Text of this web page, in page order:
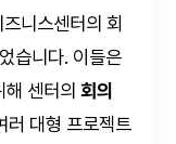
니스센터의 회
습니다. 이들은
해 센터의 회의
러 대형 프로젝트